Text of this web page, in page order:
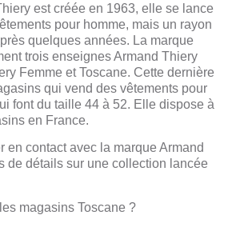
est créée en 1963, elle se lance
pour homme, mais un rayon
quelques années. La marque
trois enseignes Armand Thiery
Femme et Toscane. Cette dernière
qui vend des vêtements pour
font du taille 44 à 52. Elle dispose à
en France.
contact avec la marque Armand
de détails sur une collection lancée
magasins Toscane ?